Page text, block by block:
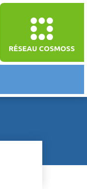
RÉSEAU COSMOSS